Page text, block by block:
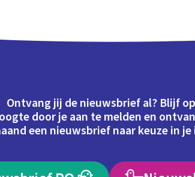
Ontvang jij de nieuwsbrief al? Blijf
door je aan te melden en
een nieuwsbrief naar keuze in